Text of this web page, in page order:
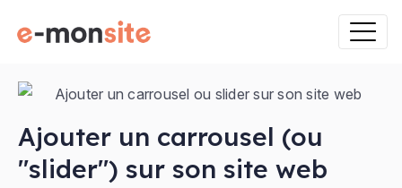
Ajouter un carrousel (ou
"slider") sur son site web